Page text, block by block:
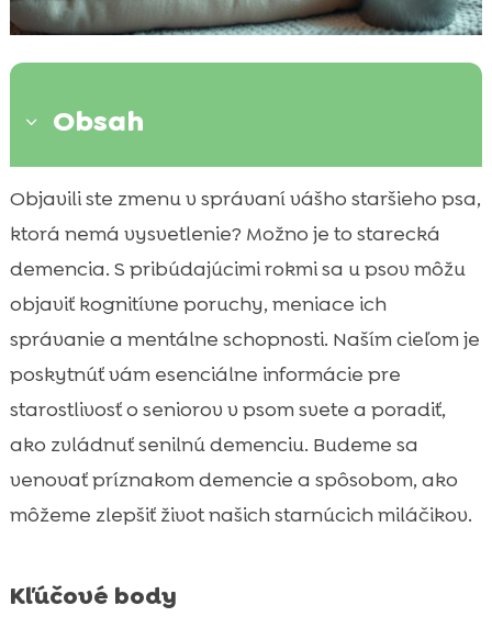
3 Obsah
 Čo je pes starecká demencia?
 Príčiny stareckej demencie u psov
 Prvé príznaky stareckej demencie
 Diagnostikovanie demencie u psov
 Liečba a manažment stareckej demencie
 Úloha výživy pri demencii u psov
Ako sa postarať o psa so stareckou
demenciou
Preventívne opatrenia proti stareckej
demencii
stareckou demenciou
Objavili ste zmenu v správaní vášho staršieho psa,
ktorá nemá vysvetlenie? Možno je to starecká
demencia. S pribúdajúcimi rokmi sa u psov môžu
objaviť kognitívne poruchy, meniace ich
správanie a mentálne schopnosti. Naším cieľom je
poskytnúť vám esenciálne informácie pre
starostlivosť o seniorov v psom svete a poradiť,
ako zvládnuť senilnú demenciu. Budeme sa
venovať príznakom demencie a spôsobom, ako
môžeme zlepšiť život našich starnúcich miláčikov.
Kľúčové body